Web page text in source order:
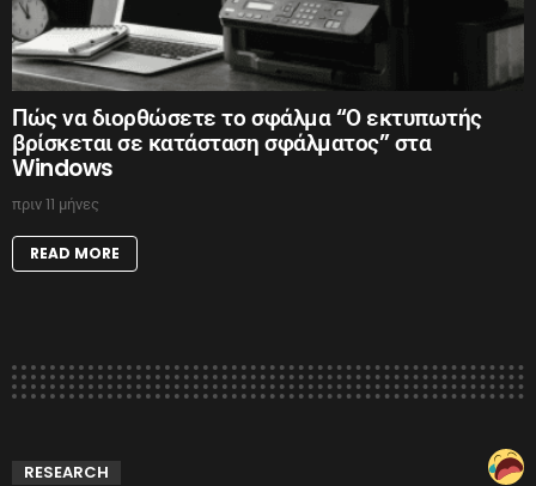
Πώς να διορθώσετε το σφάλμα “Ο εκτυπωτής
βρίσκεται σε κατάσταση σφάλματος” στα
Windows
πριν 11 μήνες
READ MORE
RESEARCH